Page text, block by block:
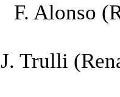
F. Alonso
J. Trulli